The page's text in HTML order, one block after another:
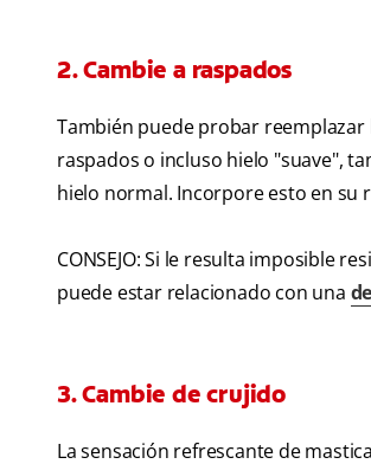
2. Cambie a raspados
También puede probar reemplazar
raspados o incluso hielo "suave",
hielo normal. Incorpore esto en su
CONSEJO: Si le resulta imposible
puede estar relacionado con una
3. Cambie de crujido
La sensación refrescante de